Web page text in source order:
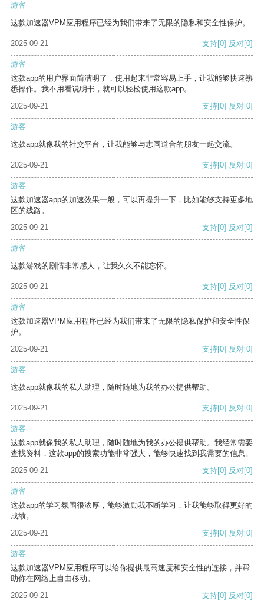
游客
这款加速器VPM应用程序已经为我们带来了无限的隐私和安全性保护。
2025-09-21 支持[0] 反对[0]
游客
这款app的用户界面简洁明了，使用起来非常容易上手，让我能够快速熟
悉操作。我不用看说明书，就可以轻松使用这款app。
2025-09-21
支持[0] 反对[0]
游客
这款app就像我的社交平台，让我能够与志同道合的朋友一起交流。
2025-09-21 支持[0] 反对[0]
游客
这款加速器app的加速效果一般，可以再提升一下，比如能够支持更多地
区的线路。
2025-09-21
支持[0] 反对[0]
游客
这款游戏的剧情非常感人，让我久久不能忘怀。
2025-09-21 支持[0] 反对[0]
游客
这款加速器VPM应用程序已经为我们带来了无限的隐私保护和安全性保
护。
2025-09-21
支持[0] 反对[0]
游客
这款app就像我的私人助理，随时随地为我的办公提供帮助。
2025-09-21 支持[0] 反对[0]
游客
这款app就像我的私人助理，随时随地为我的办公提供帮助。我经常需要
查找资料，这款app的搜索功能非常强大，能够快速找到我需要的信息。
2025-09-21
支持[0] 反对[0]
游客
这款app的学习氛围很浓厚，能够激励我不断学习，让我能够取得更好的
成绩。
2025-09-21
支持[0] 反对[0]
游客
这款加速器VPM应用程序可以给你提供最高速度和安全性的连接，并帮
助你在网络上自由移动。
2025-09-21
支持[0] 反对[0]